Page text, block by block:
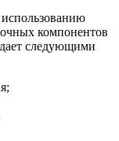
компонентов
следующими